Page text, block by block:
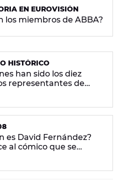
EN EUROVISIÓN
los miembros de ABBA?
HISTÓRICO
han sido los diez
representantes de
es David Fernández?
al cómico que se